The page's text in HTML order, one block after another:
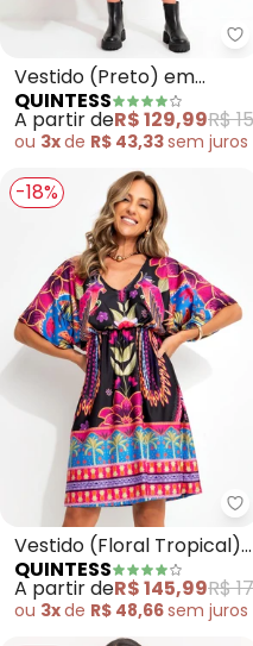
Vestido (Preto) em
Tecido de Nylon
QUINTESS
A partir deR$ 129,99R$
ou 3xde R$ 43,33sem juros
-18%
Vestido (Floral Tropical)
em Malha Fria
QUINTESS
A partir deR$ 145,99R$
ou 3xde R$ 48,66sem juros